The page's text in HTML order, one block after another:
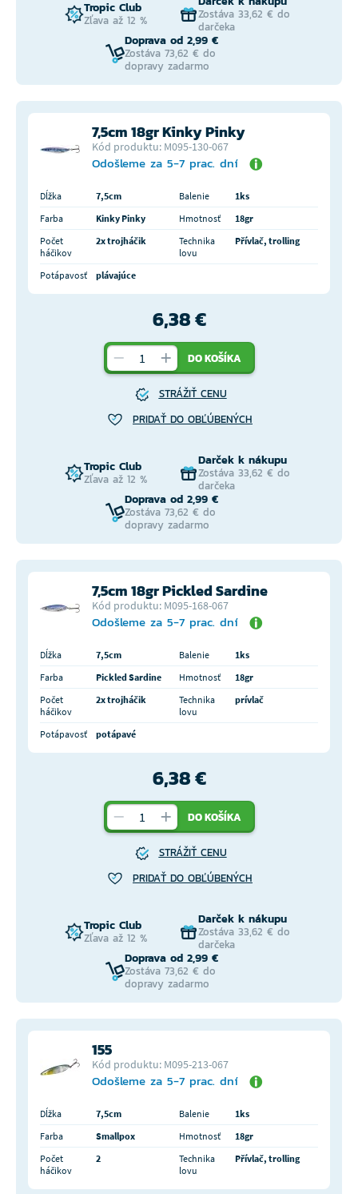
Tropic Club
Zľava až 12 %
Zostáva 33,62 € do
darčeka
Doprava od 2,99 €
Zostáva 73,62 € do
dopravy zadarmo
7,5cm 18gr Kinky Pinky
Kód produktu: M095-130-067
Odošleme za 5-7 prac. dní
Dĺžka 7,5cm Balenie
1ks
Farba
Kinky Pinky Hmotnosť
18gr
Počet
háčikov
2x trojháčik
Technika
lovu
Přívlač, trolling
Potápavosť plávajúce
6,38 €
DO KOŠÍKA
STRÁŽIŤ CENU
PRIDAŤ DO OBĽÚBENÝCH
Tropic Club
Zľava až 12 %
Darček k nákupu
Zostáva 33,62 € do
darčeka
Doprava od 2,99 €
Zostáva 73,62 € do
dopravy zadarmo
7,5cm 18gr Pickled Sardine
Kód produktu: M095-168-067
Odošleme za 5-7 prac. dní
Dĺžka 7,5cm Balenie
1ks
Farba
Pickled Sardine Hmotnosť
18gr
Počet
háčikov
2x trojháčik
Technika
lovu
prívlač
Potápavosť potápavé
6,38 €
DO KOŠÍKA
STRÁŽIŤ CENU
PRIDAŤ DO OBĽÚBENÝCH
Tropic Club
Zľava až 12 %
Darček k nákupu
Zostáva 33,62 € do
darčeka
Doprava od 2,99 €
Zostáva 73,62 € do
dopravy zadarmo
155
Kód produktu: M095-213-067
Odošleme za 5-7 prac. dní
Dĺžka 7,5cm Balenie
1ks
Farba
Smallpox Hmotnosť
18gr
Počet
háčikov
2
Technika
lovu
Přívlač, trolling